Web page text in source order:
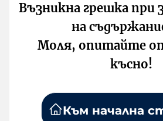
Възникна грешка при
на
Моля, опитайте
късно!
Към начална